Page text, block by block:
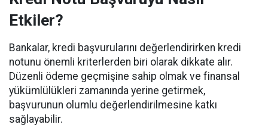
Etkiler?
Bankalar, kredi başvurularını değerlendirirken kredi
notunu önemli kriterlerden biri olarak dikkate alır.
Düzenli ödeme geçmişine sahip olmak ve finansal
yükümlülükleri zamanında yerine getirmek,
başvurunun olumlu değerlendirilmesine katkı
sağlayabilir.